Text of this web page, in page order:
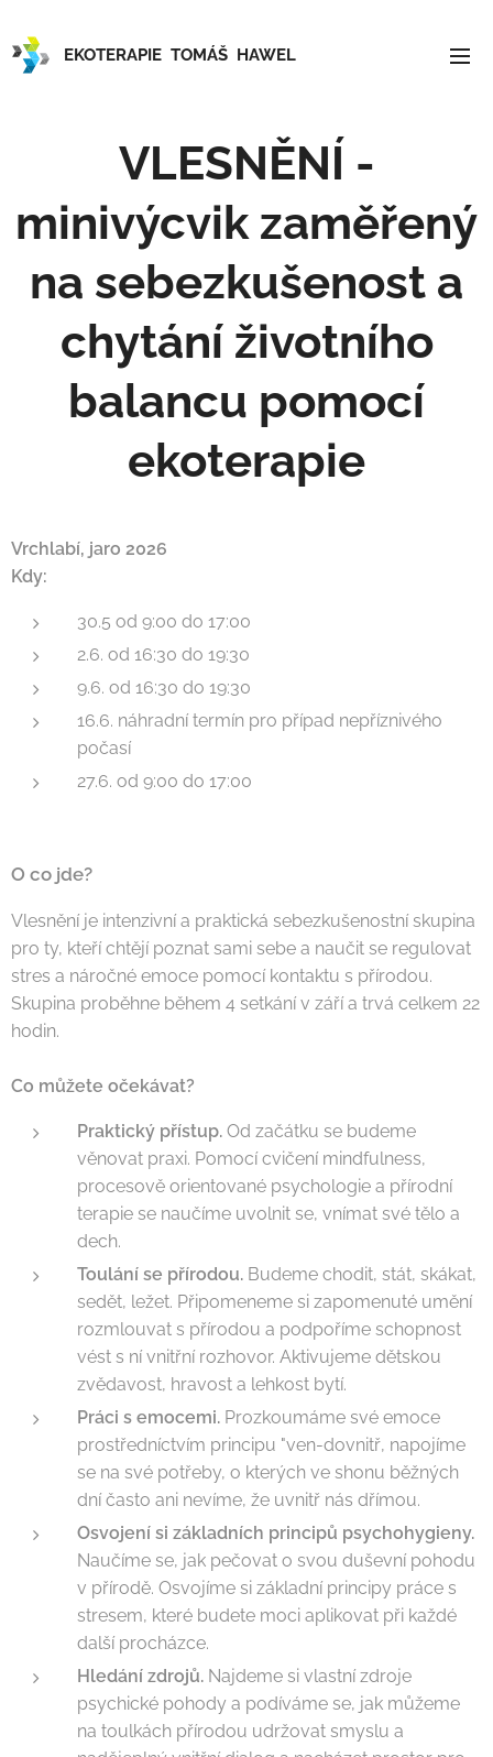
EKOTERAPIE TOMÁŠ HAWEL
VLESNĚNÍ -
minivýcvik zaměřený
na sebezkušenost a
chytání životního
balancu pomocí
ekoterapie
Vrchlabí, jaro 2026
Kdy:
30.5 od 9:00 do 17:00
2.6. od 16:30 do 19:30
9.6. od 16:30 do 19:30
16.6. náhradní termín pro případ nepříznivého
počasí
27.6. od 9:00 do 17:00
O co jde?
Vlesnění je intenzivní a praktická sebezkušenostní skupina
pro ty, kteří chtějí poznat sami sebe a naučit se regulovat
stres a náročné emoce pomocí kontaktu s přírodou.
Skupina proběhne během 4 setkání v září a trvá celkem 22
hodin.
Co můžete očekávat?
Praktický přístup. Od začátku se budeme
věnovat praxi. Pomocí cvičení mindfulness,
procesově orientované psychologie a přírodní
terapie se naučíme uvolnit se, vnímat své tělo a
dech.
Toulání se přírodou. Budeme chodit, stát, skákat,
sedět, ležet. Připomeneme si zapomenuté umění
rozmlouvat s přírodou a podpoříme schopnost
vést s ní vnitřní rozhovor. Aktivujeme dětskou
zvědavost, hravost a lehkost bytí.
Práci s emocemi. Prozkoumáme své emoce
prostředníctvím principu "ven-dovnitř, napojíme
se na své potřeby, o kterých ve shonu běžných
dní často ani nevíme, že uvnitř nás dřímou.
Osvojení si základních principů psychohygieny.
Naučíme se, jak pečovat o svou duševní pohodu
v přírodě. Osvojíme si základní principy práce s
stresem, které budete moci aplikovat při každé
další procházce.
Hledání zdrojů. Najdeme si vlastní zdroje
psychické pohody a podíváme se, jak můžeme
na toulkách přírodou udržovat smyslu a